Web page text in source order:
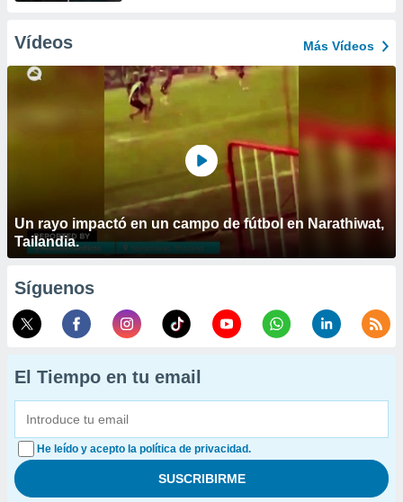
Vídeos Más Vídeos
Un rayo impactó en un campo de fútbol en Narathiwat,
Tailandia.
Síguenos
El Tiempo en tu email
He leído y acepto la política de privacidad.